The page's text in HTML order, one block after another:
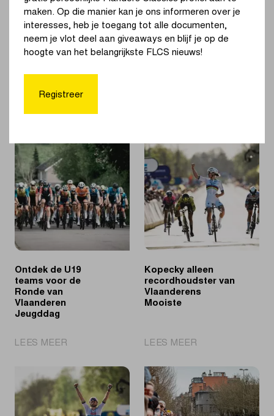
Wil je de vier jeugdwedstrijden herbeleven? Het kan dankzij
Proximus Pickx via onderstaande links!
U17 Mannen
U19 Vrouwen
Ontdek de U19
teams voor de
Ronde van
Vlaanderen
Jeugddag
LEES MEER
de
U19
teams
voor
Kopecky alleen
recordhoudster van
Vlaanderens
Mooiste
LEES MEER
alleen
recordhoudster
van
Vlaanderens
maken. Op die manier kan je ons informeren over je
interesses, heb je toegang tot alle documenten,
neem je vlot deel aan giveaways en blijf je op de
hoogte van het belangrijkste FLCS nieuws!
Registreer